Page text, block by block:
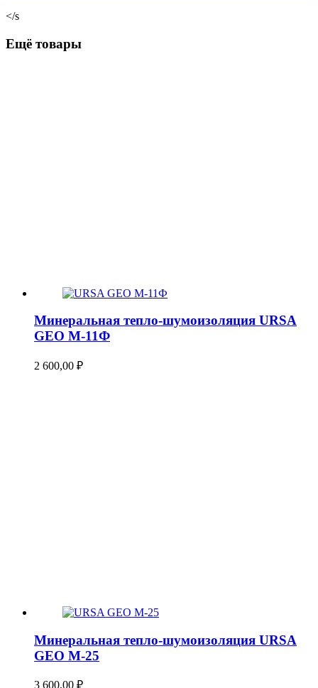
</s
Ещё товары
Минеральная тепло-шумоизоляция URSA
GEO М-11Ф
2 600,00 ₽
Минеральная тепло-шумоизоляция URSA
GEO М-25
3 600,00 ₽